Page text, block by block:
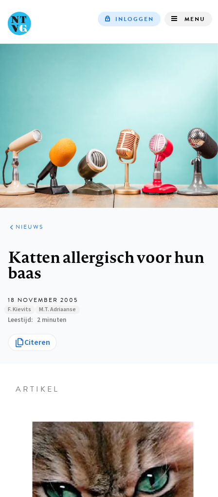
INLOGGEN MENU
ARTIKELEN
HET
KORT
NIEUWS
Katten allergisch voor hun
baas
18 NOVEMBER 2005
F. Kievits M.T. Adriaanse
Leestijd 2 minuten
Citeren
ARTIKEL